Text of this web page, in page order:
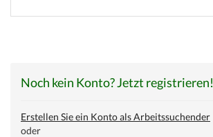
Noch kein Konto? Jetzt registrieren!
Erstellen Sie ein Konto als Arbeitssuchender
oder